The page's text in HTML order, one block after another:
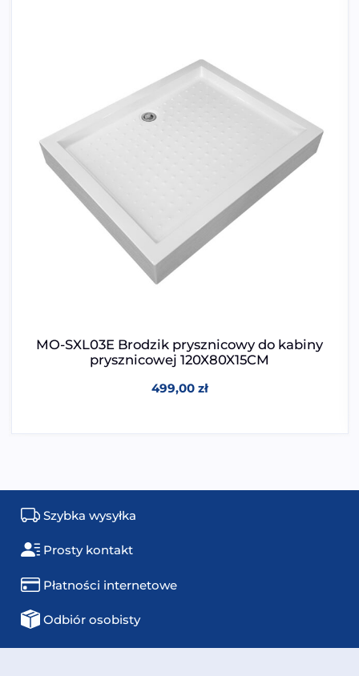
MO-SXL03E Brodzik prysznicowy do kabiny
prysznicowej 120X80X15CM
499,00 zł
Szybka wysyłka
Prosty kontakt
Płatności internetowe
Odbiór osobisty